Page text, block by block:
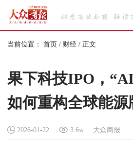
当前位置： 首页 / 财经 / 正文
果下科技IPO，
如何重构全球能源
2026-01-22 3.6w 大众商报